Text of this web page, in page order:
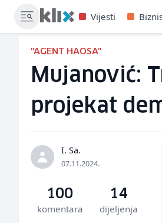
Vijesti
"AGENT HAOSA"
Mujanović:
projekat
I. Sa.
07.11.2024.
100
komentara
14
dijeljenja